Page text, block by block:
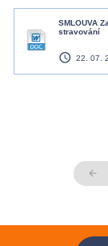
SMLOUVA
stravování
access_time 22. 07.
arrow_back